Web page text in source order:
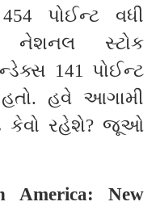
પોઈન્ટ વધી
નેશનલ સ્ટોક
141 પોઈન્ટ
હવે આગામી
કેવો રહેશે? જૂઓ
America: New